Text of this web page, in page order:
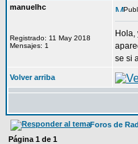
manuelhc
Registrado: 11 May 2018
Mensajes: 1
se si
Volver arriba
Foros de
Página 1 de 1